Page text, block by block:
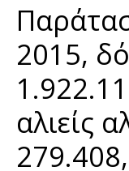
2015,
αλιείς